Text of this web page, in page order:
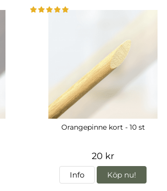
Orangepinne kort - 10 st
20 kr
Info Köp nu!